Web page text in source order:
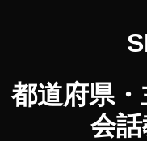
都道府県
会